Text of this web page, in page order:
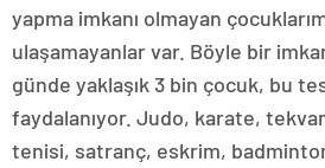
yapma imkanı olmayan
ulaşamayanlar var. Böyle bir
günde yaklaşık 3 bin çocuk, bu
faydalanıyor. Judo, karate,
tenisi, satranç, eskrim,